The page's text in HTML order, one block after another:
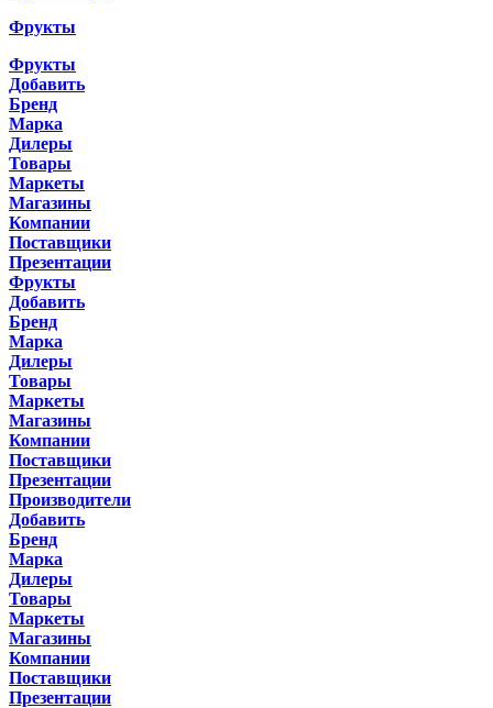
Фрукты
Фрукты
Добавить
Бренд
Марка
Дилеры
Товары
Маркеты
Магазины
Компании
Поставщики
Презентации
Фрукты
Добавить
Бренд
Марка
Дилеры
Товары
Маркеты
Магазины
Компании
Поставщики
Презентации
Производители
Добавить
Бренд
Марка
Дилеры
Товары
Маркеты
Магазины
Компании
Поставщики
Презентации